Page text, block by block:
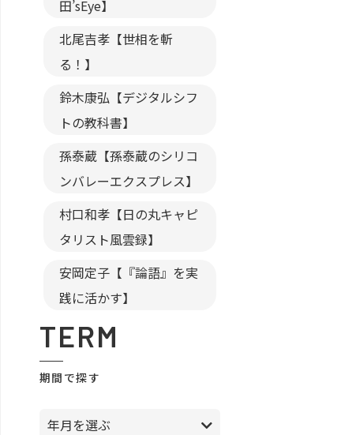
田’sEye】
北尾吉孝【世相を斬
る！】
鈴木康弘【デジタルシフ
トの教科書】
孫泰蔵【孫泰蔵のシリコ
ンバレーエクスプレス】
村口和孝【日の丸キャピ
タリスト風雲録】
安岡定子【『論語』を実
践に活かす】
TERM
期間で探す
年月を選ぶ